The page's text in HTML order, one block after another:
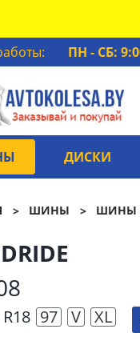
ПН - СБ:
ДИСКИ
ШИНЫ ШИНЫ
97 V XL